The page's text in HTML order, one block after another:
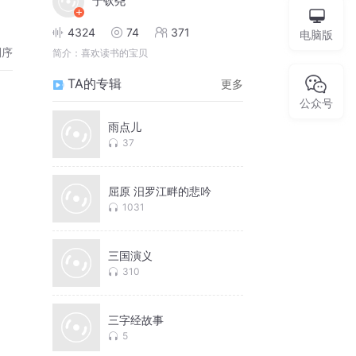
4324 74 371
简介： 喜欢读书的宝贝
TA的专辑 更多
雨点儿
37
屈原 汨罗江畔的悲吟
1031
三国演义
310
三字经故事
5
电脑版
公众号